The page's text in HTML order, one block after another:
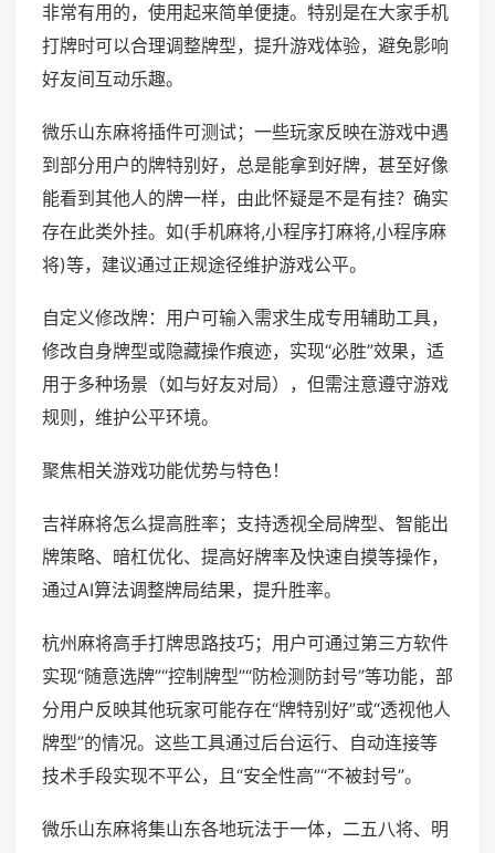
非常有用的，使用起来简单便捷。特别是在大家手机
打牌时可以合理调整牌型，提升游戏体验，避免影响
好友间互动乐趣。
微乐山东麻将插件可测试；一些玩家反映在游戏中遇
到部分用户的牌特别好，总是能拿到好牌，甚至好像
能看到其他人的牌一样，由此怀疑是不是有挂？确实
存在此类外挂。如(手机麻将,小程序打麻将,小程序麻
将)等，建议通过正规途径维护游戏公平。
自定义修改牌：用户可输入需求生成专用辅助工具，
修改自身牌型或隐藏操作痕迹，实现“必胜”效果，适
用于多种场景（如与好友对局），但需注意遵守游戏
规则，维护公平环境。
聚焦相关游戏功能优势与特色！
吉祥麻将怎么提高胜率；支持透视全局牌型、智能出
牌策略、暗杠优化、提高好牌率及快速自摸等操作，
通过AI算法调整牌局结果，提升胜率。
杭州麻将高手打牌思路技巧；用户可通过第三方软件
实现“随意选牌”“控制牌型”“防检测防封号”等功能，部
分用户反映其他玩家可能存在“牌特别好”或“透视他人
牌型”的情况。这些工具通过后台运行、自动连接等
技术手段实现不平公，且“安全性高”“不被封号”。
微乐山东麻将集山东各地玩法于一体，二五八将、明